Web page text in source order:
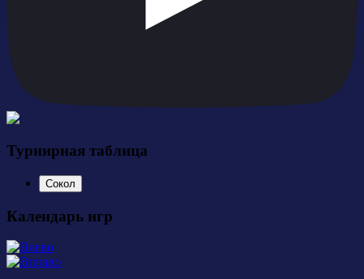
Турнирная таблица
Сокол
Календарь игр